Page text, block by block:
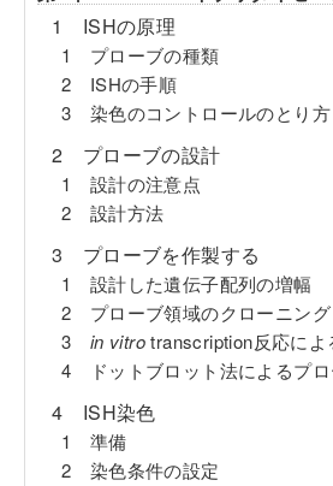
1 ISHの原理
1 プローブの種類
2 ISHの手順
3 染色のコントロールのとり方
2 プローブの設計
1 設計の注意点
2 設計方法
3 プローブを作製する
1 設計した遺伝子配列の増幅
2 プローブ領域のクローニング
3 in vitrotranscription反応に
4 ドットブロット法によるプロ
4 ISH染色
1 準備
2 染色条件の設定